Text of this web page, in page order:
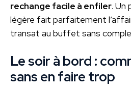
rechange facile à enfiler. Un
légère fait parfaitement
transat au buffet sans
Le soir à bord :
sans en faire trop